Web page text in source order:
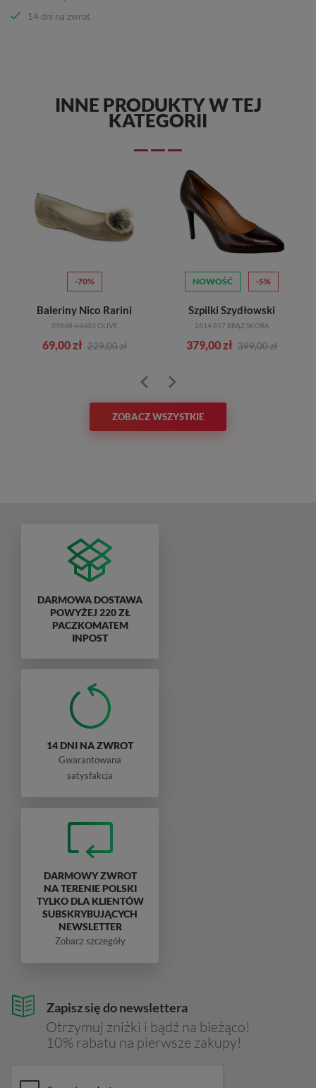
14 dni na zwrot
INNE PRODUKTY W TEJ
KATEGORII
-70%
Baleriny Nico Rarini
09868-64603 OLIVE
69,00 zł 229,00 zł
NOWOŚĆ -5%
Szpilki Szydłowski
2814 857 BRĄZ SKÓRA
379,00 zł 399,00 zł
ZOBACZ WSZYSTKIE
Zapisz się do newslettera
Otrzymuj zniżki i bądź na bieżąco!
10% rabatu na pierwsze zakupy!
DARMOWA DOSTAWA
POWYŻEJ 220 ZŁ
PACZKOMATEM
INPOST
14 DNI NA ZWROT
Gwarantowana
satysfakcja
DARMOWY ZWROT
NA TERENIE POLSKI
TYLKO DLA KLIENTÓW
SUBSKRYBUJĄCYCH
NEWSLETTER
Zobacz szczegóły